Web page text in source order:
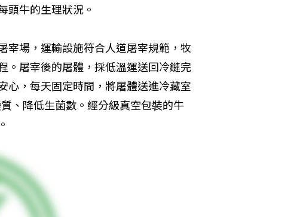
頭牛的生理狀況。
宰場，運輸設施符合人道屠宰規範，牧
。屠宰後的屠體，採低溫運送回冷鏈完
心，每天固定時間，將屠體送進冷藏室
、降低生菌數。經分級真空包裝的牛